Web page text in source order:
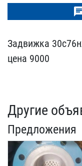
Задвижка
цен​а 9000
Другие
Предложения